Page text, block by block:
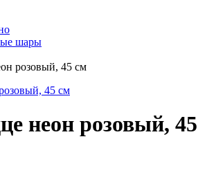
шары
розовый, 45 см
неон розовый, 45